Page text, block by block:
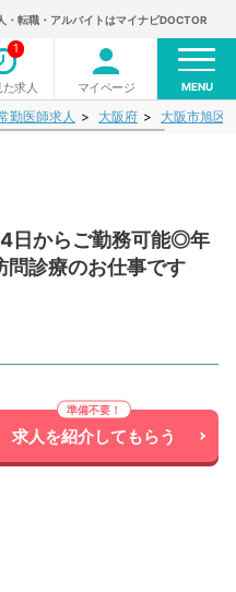
・転職・アルバイトはマイナビDOCTOR
求人
1
マイページ MENU
勤医師求人 大阪府 大阪市旭区
4日からご勤務可能◎年
診療のお仕事です
求人を紹介してもらう